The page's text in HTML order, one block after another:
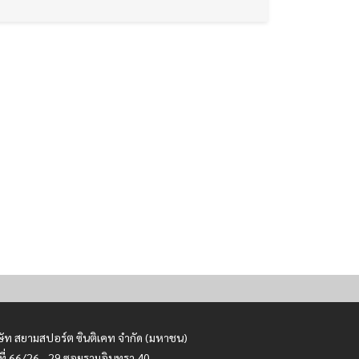
สยามสปอร์ต ซินติเคท จำกัด (มหาชน)